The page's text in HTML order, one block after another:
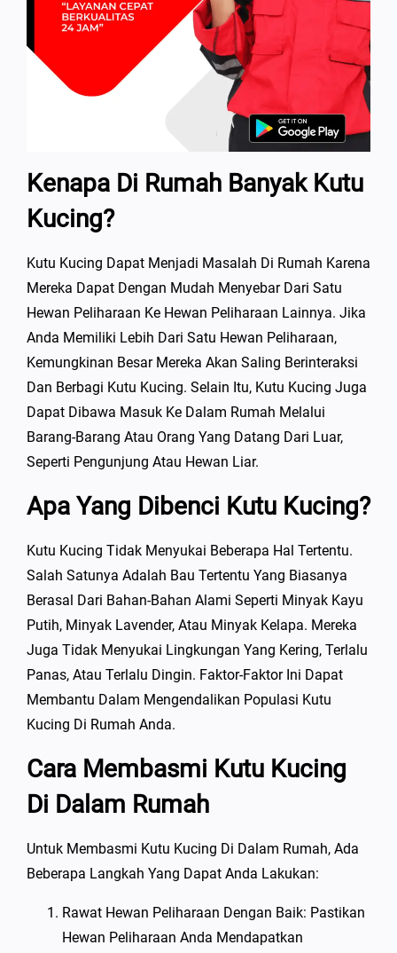
Kenapa Di Rumah Banyak Kutu
Kucing?
Kutu Kucing Dapat Menjadi Masalah Di Rumah Karena
Mereka Dapat Dengan Mudah Menyebar Dari Satu
Hewan Peliharaan Ke Hewan Peliharaan Lainnya. Jika
Anda Memiliki Lebih Dari Satu Hewan Peliharaan,
Kemungkinan Besar Mereka Akan Saling Berinteraksi
Dan Berbagi Kutu Kucing. Selain Itu, Kutu Kucing Juga
Dapat Dibawa Masuk Ke Dalam Rumah Melalui
Barang-Barang Atau Orang Yang Datang Dari Luar,
Seperti Pengunjung Atau Hewan Liar.
Apa Yang Dibenci Kutu Kucing?
Kutu Kucing Tidak Menyukai Beberapa Hal Tertentu.
Salah Satunya Adalah Bau Tertentu Yang Biasanya
Berasal Dari Bahan-Bahan Alami Seperti Minyak Kayu
Putih, Minyak Lavender, Atau Minyak Kelapa. Mereka
Juga Tidak Menyukai Lingkungan Yang Kering, Terlalu
Panas, Atau Terlalu Dingin. Faktor-Faktor Ini Dapat
Membantu Dalam Mengendalikan Populasi Kutu
Kucing Di Rumah Anda.
Cara Membasmi Kutu Kucing
Di Dalam Rumah
Untuk Membasmi Kutu Kucing Di Dalam Rumah, Ada
Beberapa Langkah Yang Dapat Anda Lakukan:
Rawat Hewan Peliharaan Dengan Baik: Pastikan
Hewan Peliharaan Anda Mendapatkan